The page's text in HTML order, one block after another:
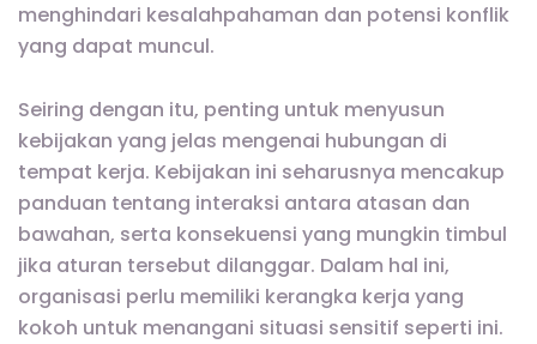
menghindari kesalahpahaman dan potensi konflik
yang dapat muncul.
Seiring dengan itu, penting untuk menyusun
kebijakan yang jelas mengenai hubungan di
tempat kerja. Kebijakan ini seharusnya mencakup
panduan tentang interaksi antara atasan dan
bawahan, serta konsekuensi yang mungkin timbul
jika aturan tersebut dilanggar. Dalam hal ini,
organisasi perlu memiliki kerangka kerja yang
kokoh untuk menangani situasi sensitif seperti ini.